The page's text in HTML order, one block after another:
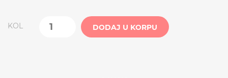
KOL DODAJ U KORPU